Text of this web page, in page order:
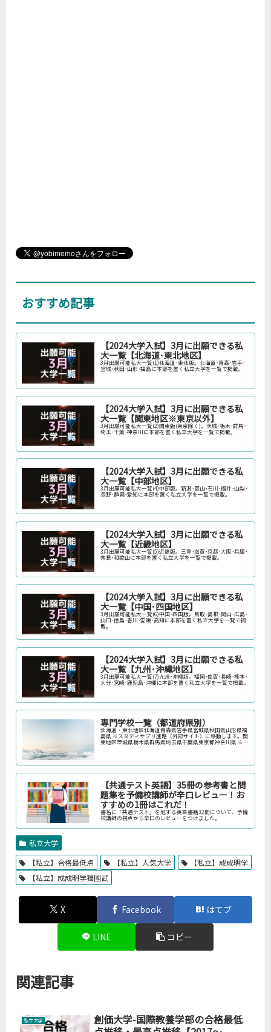
おすすめ記事
【2024大学入試】3月に出願できる私
大一覧【北海道･東北地区】
3月出願可能私大一覧(1)北海道･東北版。北海道･青森･岩手･
宮城･秋田･山形･福島に本部を置く私立大学を一覧で掲載。
【2024大学入試】3月に出願できる私
大一覧【関東地区※東京以外】
3月出願可能私大一覧(2)関東版(東京除く)。茨城･栃木･群馬･
埼玉･千葉･神奈川に本部を置く私立大学を一覧で掲載。
【2024大学入試】3月に出願できる私
大一覧【中部地区】
3月出願可能私大一覧(4)中部版。新潟･富山･石川･福井･山梨･
長野･静岡･愛知に本部を置く私立大学を一覧で掲載。
【2024大学入試】3月に出願できる私
大一覧【近畿地区】
3月出願可能私大一覧(5)近畿版。三重･滋賀･京都･大阪･兵庫･
奈良･和歌山に本部を置く私立大学を一覧で掲載。
【2024大学入試】3月に出願できる私
大一覧【中国･四国地区】
3月出願可能私大一覧(6)中国･四国版。鳥取･島根･岡山･広島･
山口･徳島･香川･愛媛･高知に本部を置く私立大学を一覧で掲
載。
【2024大学入試】3月に出願できる私
大一覧【九州･沖縄地区】
3月出願可能私大一覧(7)九州･沖縄版。福岡･佐賀･長崎･熊本･
大分･宮崎･鹿児島･沖縄に本部を置く私立大学を一覧で掲載。
専門学校一覧（都道府県別）
北海道・東北地区北海道青森県岩手県宮城県秋田県山形県福
島県 ※スタディサプリ進路（外部サイト）に移動します。関
東地区茨城県栃木県群馬県埼玉県千葉県東京都神奈川県 ※ス
【共通テスト英語】35冊の参考書と問
題集を予備校講師が辛口レビュー！お
すすめの1冊はこれだ！
書名に「共通テスト」を冠する英語書籍32冊について、予備
校講師の視点から辛口のレビューをつけました。
私立大学
【私立】合格最低点
【私立】人気大学
【私立】成成明学
【私立】成成明学獨國武
X Facebook はてブ
LINE コピー
関連記事
私立大学
創価大学-国際教養学部の合格最低